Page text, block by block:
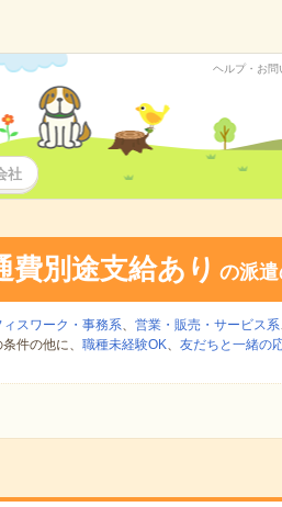
ヘルプ・お問
社
費別途支給あり の派
ィスワーク・事務系、 営業・販売・サービス系
件の他に、 職種未経験OK、 友だちと一緒の